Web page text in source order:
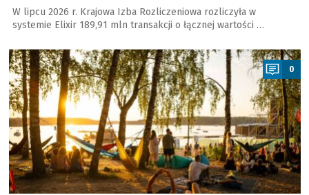
W lipcu 2026 r. Krajowa Izba Rozliczeniowa rozliczyła w
systemie Elixir 189,91 mln transakcji o łącznej wartości …
a
0